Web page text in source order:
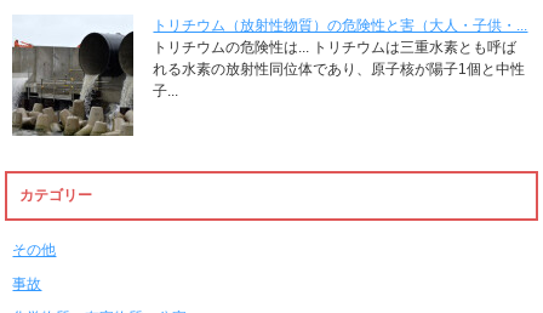
トリチウム（放射性物質）の危険性と害（大人・子供・...
トリチウムの危険性は... トリチウムは三重水素とも呼ば
れる水素の放射性同位体であり、原子核が陽子1個と中性
子...
カテゴリー
その他
事故